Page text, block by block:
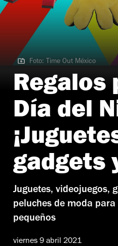
Foto: Time Out México
Foto: Time Out México
Regalos
Día del
gadgets
Juguetes, videojuegos,
peluches de moda
pequeños
viernes 9 abril 2021